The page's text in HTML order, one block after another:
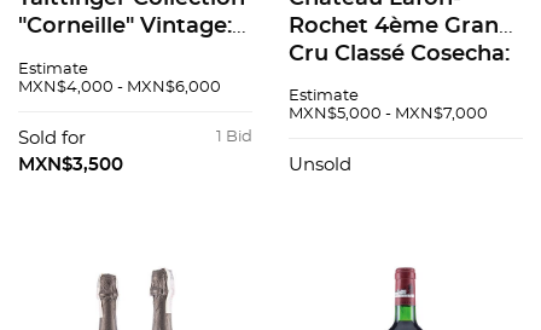
"Corneille" Vintage:
Francia 92 / 100 En
Estimate
MXN$4,000 - MXN$6,000
1 Bid
Sold for
MXN$3,500
Rochet 4ème Grand
Cru Classé Cosecha:
Francia Niveles: en el
100
Estimate
MXN$5,000 - MXN$7,000
Unsold